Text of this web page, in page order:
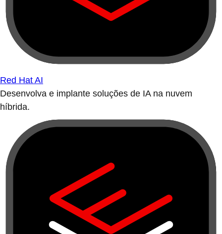
Red Hat AI
Desenvolva e implante soluções de IA na nuvem
híbrida.